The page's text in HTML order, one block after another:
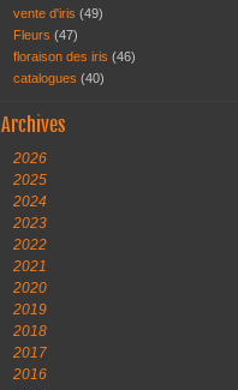
vente d'iris (49)
Fleurs (47)
floraison des iris (46)
catalogues (40)
Archives
2026
2025
2024
2023
2022
2021
2020
2019
2018
2017
2016